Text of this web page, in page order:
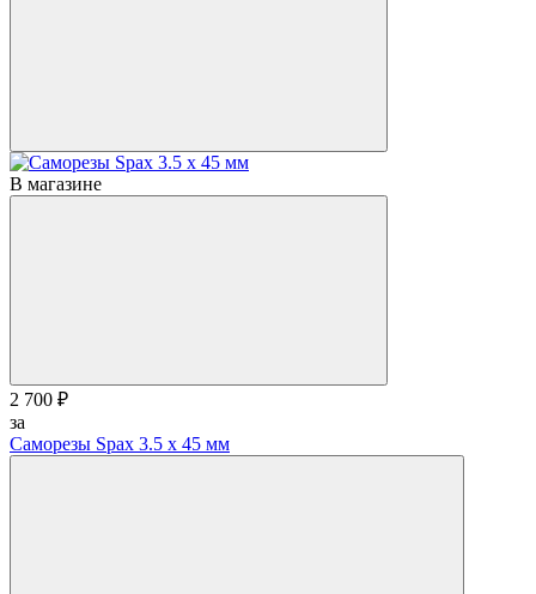
В магазине
2 700 ₽
за
Саморезы Spax 3.5 х 45 мм